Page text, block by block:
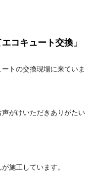
コキュート交換」
トの交換現場に来ていま
がけいただきありがたい
施工しています。